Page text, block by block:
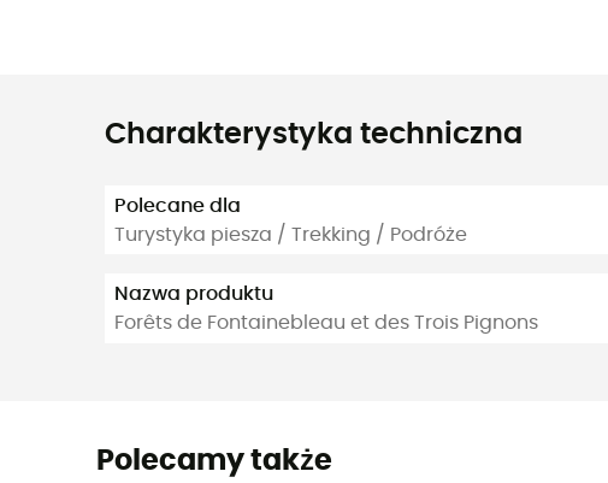
Charakterystyka techniczna
Polecane dla
Turystyka piesza / Trekking / Podróże
Nazwa produktu
Forêts de Fontainebleau et des Trois Pignons
Polecamy także